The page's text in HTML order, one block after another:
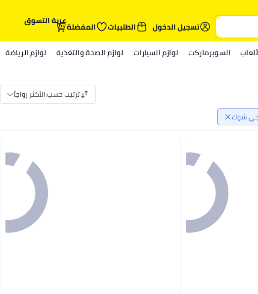
تسجيل الدخول
الطلبيات المفضلةعربة التسوق
السوبرماركت لوازم السيارات لوازم الصحة والتغذية لوازم الرياضة
ترتيب حسب:الأكثر رواجاً
جي شوك